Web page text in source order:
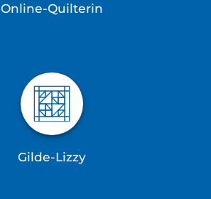
Online-Quilterin
Gilde-Lizzy